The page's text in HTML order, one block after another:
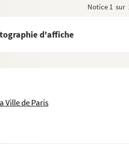
Notice 1 sur
d'affiche
Ville de Paris
reprise)